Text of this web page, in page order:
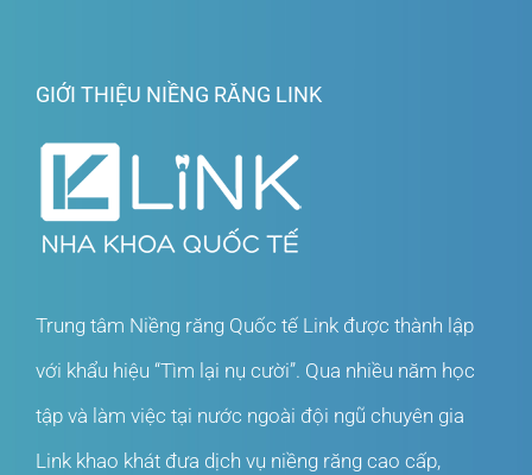
GIỚI THIỆU NIỀNG RĂNG LINK
Trung tâm Niềng răng Quốc tế Link được thành lập
với khẩu hiệu “Tìm lại nụ cười”. Qua nhiều năm học
tập và làm việc tại nước ngoài đội ngũ chuyên gia
Link khao khát đưa dịch vụ niềng răng cao cấp,